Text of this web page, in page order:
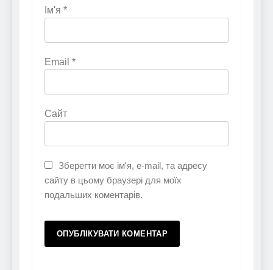
Ім'я *
Email *
Сайт
Зберегти моє ім'я, e-mail, та адресу
сайту в цьому браузері для моїх
подальших коментарів.